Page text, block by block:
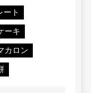
ト
ーキ
カロン